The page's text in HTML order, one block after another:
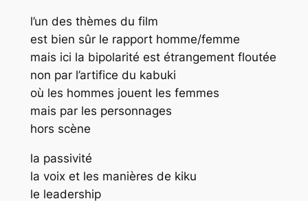
l’un des thèmes du film
est bien sûr le rapport homme/femme
mais ici la bipolarité est étrangement floutée
non par l’artifice du kabuki
où les hommes jouent les femmes
mais par les personnages
hors scène
la passivité
la voix et les manières de kiku
le leadership